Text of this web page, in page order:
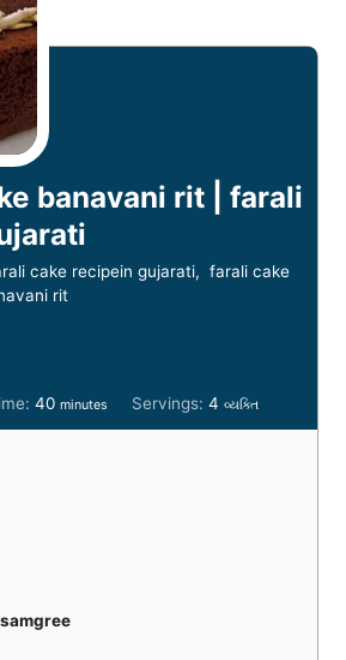
banavani rit | farali
cake recipein gujarati, farali cake
rit
40m
i
minutes Servings: 4 વ્યક્તિ